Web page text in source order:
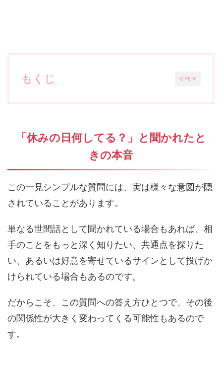
OPEN
もくじ
「休みの日何してる？」と聞かれたと
きの本音
この一見シンプルな質問には、実は様々な意図が隠
されていることがあります。
単なる世間話として聞かれている場合もあれば、相
手のことをもっと深く知りたい、共通点を探りた
い、あるいは好意を寄せているサインとして投げか
けられている場合もあるのです。
だからこそ、この質問への答え方ひとつで、その後
の関係性が大きく変わってくる可能性もあるので
す。